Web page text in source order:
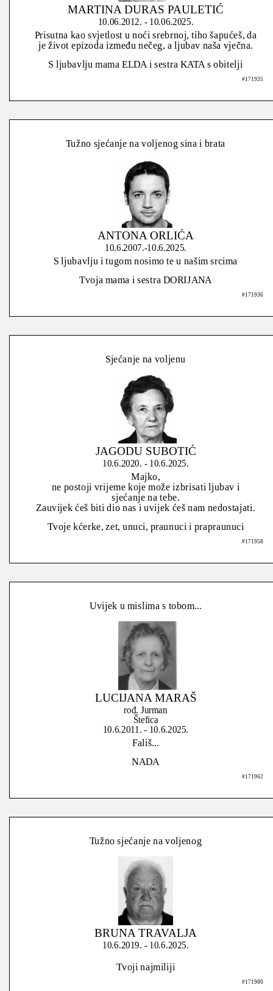
MARTINA DURAS PAULETIĆ
10.06.2012. - 10.06.2025.
Prisutna kao svjetlost u noći srebrnoj, tiho šapućeš, da
je život epizoda između nečeg, a ljubav naša vječna.
S ljubavlju mama ELDA i sestra KATA s obitelji
#171935
Tužno sjećanje na voljenog sina i brata
ANTONA ORLIĆA
10.6.2007.-10.6.2025.
S ljubavlju i tugom nosimo te u našim srcima
Tvoja mama i sestra DORIJANA
#171936
Sjećanje na voljenu
JAGODU SUBOTIĆ
10.6.2020. - 10.6.2025.
Majko,
ne postoji vrijeme koje može izbrisati ljubav i
sjećanje na tebe.
Zauvijek ćeš biti dio nas i uvijek ćeš nam nedostajati.
Tvoje kćerke, zet, unuci, praunuci i prapraunuci
#171958
Uvijek u mislima s tobom...
LUCIJANA MARAŠ
rođ. Jurman
Štefica
10.6.2011. - 10.6.2025.
Fališ...
NADA
#171962
Tužno sjećanje na voljenog
BRUNA TRAVALJA
10.6.2019. - 10.6.2025.
Tvoji najmiliji
#171980